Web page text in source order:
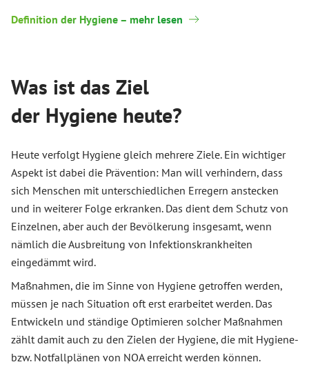
Definition der Hygiene – mehr lesen
Was ist das Ziel
der Hygiene heute?
Heute verfolgt Hygiene gleich mehrere Ziele. Ein wichtiger
Aspekt ist dabei die Prävention: Man will verhindern, dass
sich Menschen mit unterschiedlichen Erregern anstecken
und in weiterer Folge erkranken. Das dient dem Schutz von
Einzelnen, aber auch der Bevölkerung insgesamt, wenn
nämlich die Ausbreitung von Infektionskrankheiten
eingedämmt wird.
Maßnahmen, die im Sinne von Hygiene getroffen werden,
müssen je nach Situation oft erst erarbeitet werden. Das
Entwickeln und ständige Optimieren solcher Maßnahmen
zählt damit auch zu den Zielen der Hygiene, die mit Hygiene-
bzw. Notfallplänen von NOA erreicht werden können.